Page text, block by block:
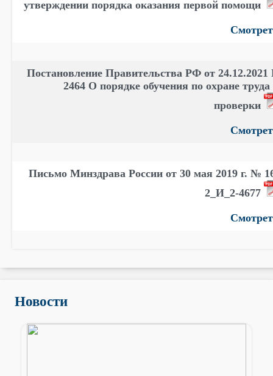
утверждении порядка оказания первой помощи
Постановление Правительства РФ от 24.12.2021
2464 О порядке обучения по охране труда
проверки
Письмо Минздрава России от 30 мая 2019 г. №
2_И_2-4677
Новости